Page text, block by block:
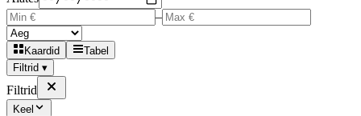
–
Kaardid
Tabel
Filtrid ▾
Filtrid
Keel